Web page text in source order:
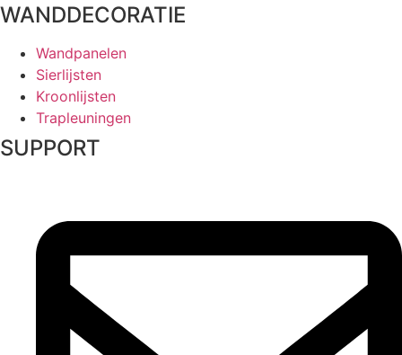
WANDDECORATIE
Wandpanelen
Sierlijsten
Kroonlijsten
Trapleuningen
SUPPORT